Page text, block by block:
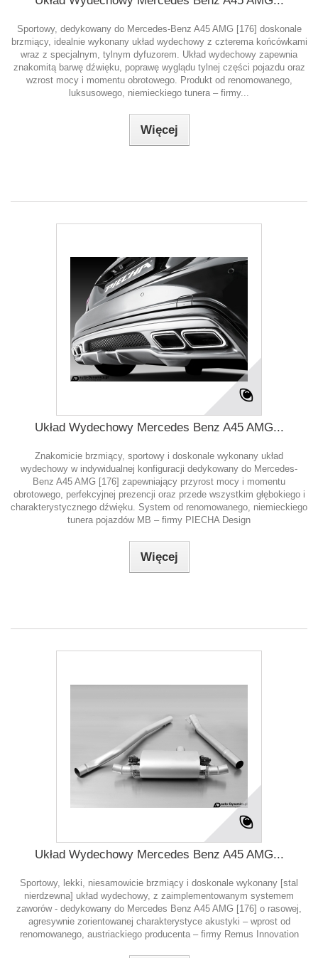
Sportowy, dedykowany do Mercedes-Benz A45 AMG [176] doskonale
brzmiący, idealnie wykonany układ wydechowy z czterema końcówkami
wraz z specjalnym, tylnym dyfuzorem. Układ wydechowy zapewnia
znakomitą barwę dźwięku, poprawę wyglądu tylnej części pojazdu oraz
wzrost mocy i momentu obrotowego. Produkt od renomowanego,
luksusowego, niemieckiego tunera – firmy...
Więcej
Układ Wydechowy Mercedes Benz A45 AMG...
Znakomicie brzmiący, sportowy i doskonale wykonany układ
wydechowy w indywidualnej konfiguracji dedykowany do Mercedes-
Benz A45 AMG [176] zapewniający przyrost mocy i momentu
obrotowego, perfekcyjnej prezencji oraz przede wszystkim głębokiego i
charakterystycznego dźwięku. System od renomowanego, niemieckiego
tunera pojazdów MB – firmy PIECHA Design
Więcej
Układ Wydechowy Mercedes Benz A45 AMG...
Sportowy, lekki, niesamowicie brzmiący i doskonale wykonany [stal
nierdzewna] układ wydechowy, z zaimplementowanym systemem
zaworów - dedykowany do Mercedes Benz A45 AMG [176] o rasowej,
agresywnie zorientowanej charakterystyce akustyki – wprost od
renomowanego, austriackiego producenta – firmy Remus Innovation